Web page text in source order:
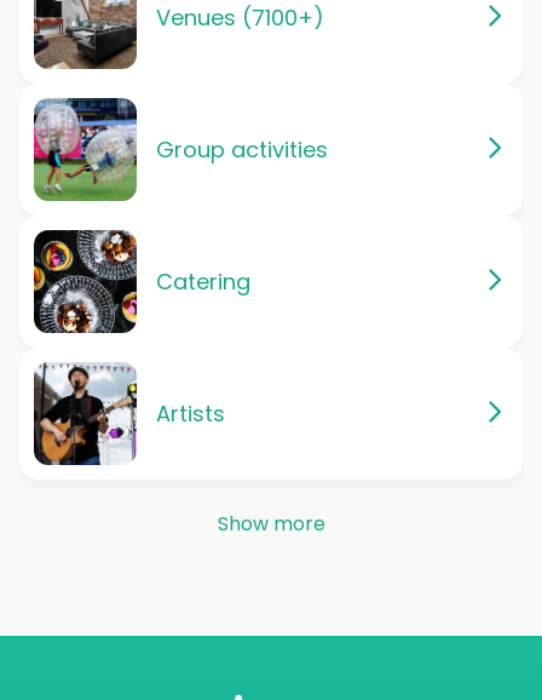
Venues (7100+)
Group activities
Catering
Artists
Show more